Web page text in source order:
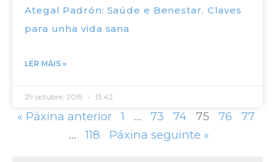
Ategal Padrón: Saúde e Benestar. Claves
para unha vida sana
LER MÀIS »
29 octubre, 2019 13:42
« Páxina anterior 1 … 73 74 75 76
77
…
118 Páxina seguinte »